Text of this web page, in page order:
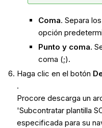
Coma. Separa
opción
Punto y coma.
coma (;).
Haga clic en el botón
.
Procore descarga un
'Subcontratar plantilla
especificada para su